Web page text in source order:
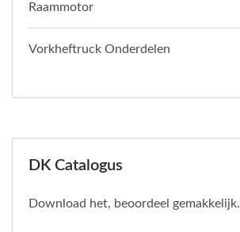
Raammotor
Vorkheftruck Onderdelen
DK Catalogus
Download het, beoordeel gemakkelijk.